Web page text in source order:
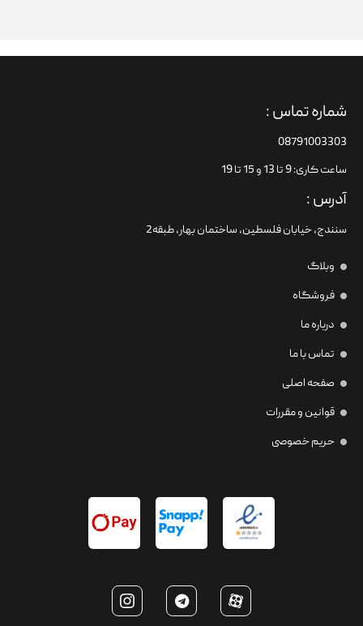
شماره تماس :
08791003303
ساعت کاری: 9 تا 13 و 15 تا 19
آدرس :
سنندج، خیابان فلسطین،‌ ساختمان بهار، طبقه2
وبلاگ
فروشگاه
درباره ما
تماس با ما
صفحه اصلی
قوانین و مقررات
حریم خصوصی